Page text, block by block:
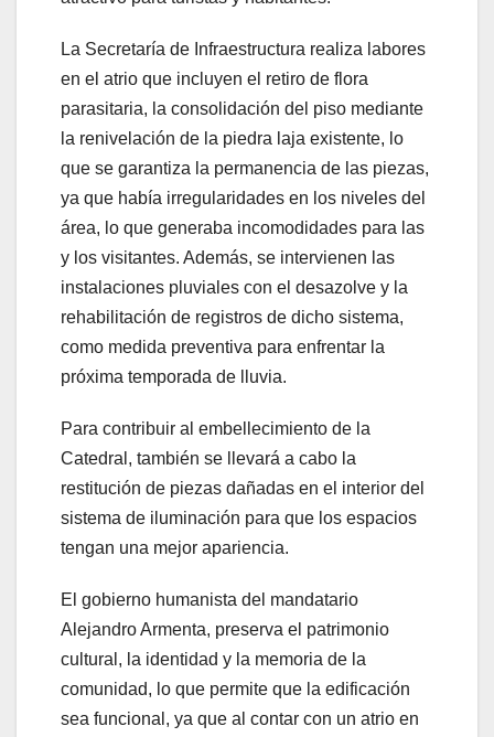
La Secretaría de Infraestructura realiza labores
en el atrio que incluyen el retiro de flora
parasitaria, la consolidación del piso mediante
la renivelación de la piedra laja existente, lo
que se garantiza la permanencia de las piezas,
ya que había irregularidades en los niveles del
área, lo que generaba incomodidades para las
y los visitantes. Además, se intervienen las
instalaciones pluviales con el desazolve y la
rehabilitación de registros de dicho sistema,
como medida preventiva para enfrentar la
próxima temporada de lluvia.
Para contribuir al embellecimiento de la
Catedral, también se llevará a cabo la
restitución de piezas dañadas en el interior del
sistema de iluminación para que los espacios
tengan una mejor apariencia.
El gobierno humanista del mandatario
Alejandro Armenta, preserva el patrimonio
cultural, la identidad y la memoria de la
comunidad, lo que permite que la edificación
sea funcional, ya que al contar con un atrio en